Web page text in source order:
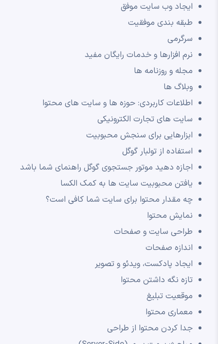
ایجاد وب سایت موفق
طبقه بندی موفقیت
سرگرمی
نرم افزارها و خدمات رایگان مفید
مجله و روزنامه ها
وبلاگ ها
اطلاعات کاربردی: حوزه ها و سایت های محتوا
سایت های تجارت الکترونیکی
ابزارهایی برای سنجش محبوبیت
استفاده از تولبار گوگل
اجازه دهید موتور جستجوی گوگل راهنمای شما باشد
یافتن محبوبیت سایت ها به کمک الکسا
چه مقدار محتوا برای سایت شما کافی است؟
نمایش محتوا
طراحی سایت و صفحات
اندازه صفحات
ایجاد پادکست، ویدئو و تصویر
تازه نگه داشتن محتوا
موقعیت تبلیغ
معماری محتوا
جدا کردن محتوا از طراحی